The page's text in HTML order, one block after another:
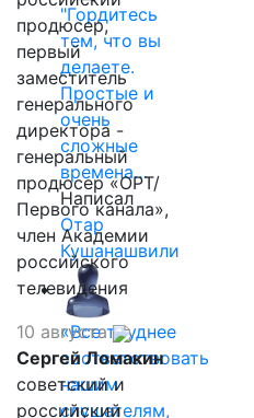
"Гордитесь
тем, что вы
делаете.
Простые и
очень
сложные
времена…
Написал
Отар
Кушанашвили
«Все труднее
соответствовать
нашим
слушателям,
продюсер,
первый
заместитель
генерального
директора -
генеральный
продюсер «ОРТ/
Первого канала»,
член Академии
российского
телевидения
10 августа
Сергей Ломакин
советский и
российский